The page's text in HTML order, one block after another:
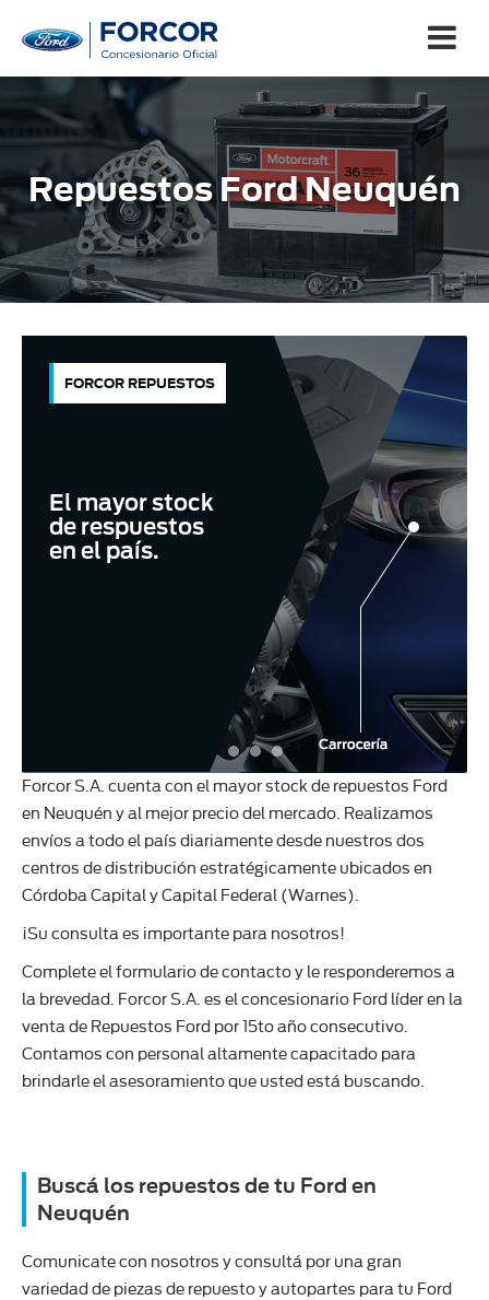
Repuestos Ford Neuquén
FORCOR REPUESTOS
El mayor stock
de respuestos
en el país.
Forcor S.A. cuenta con el mayor stock de repuestos Ford
en Neuquén y al mejor precio del mercado. Realizamos
envíos a todo el país diariamente desde nuestros dos
centros de distribución estratégicamente ubicados en
Córdoba Capital y Capital Federal (Warnes).
¡Su consulta es importante para nosotros!
Complete el formulario de contacto y le responderemos a
la brevedad. Forcor S.A. es el concesionario Ford líder en la
venta de Repuestos Ford por 15to año consecutivo.
Contamos con personal altamente capacitado para
brindarle el asesoramiento que usted está buscando.
Buscá los repuestos de tu Ford en
Neuquén
Comunicate con nosotros y consultá por una gran
variedad de piezas de repuesto y autopartes para tu Ford